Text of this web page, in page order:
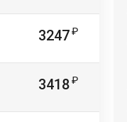
3247
3418